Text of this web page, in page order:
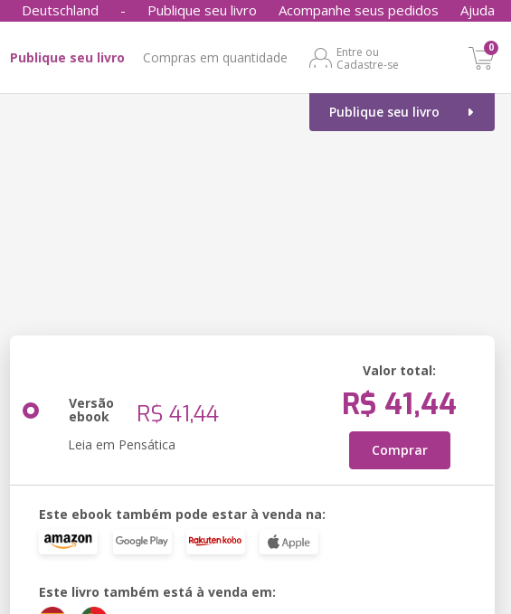
Deutschland - Publique seu livro Acompanhe seus pedidos Ajuda
Publique seu livro Compras em quantidade
Entre ou
Cadastre-se
0
Publique seu livro
Versão
ebook R$ 41,44
Leia em Pensática
Valor total:
R$ 41,44
Comprar
Este ebook também pode estar à venda na:
Este livro também está à venda em: